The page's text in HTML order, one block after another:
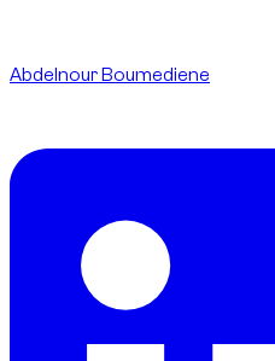
Abdelnour Boumediene